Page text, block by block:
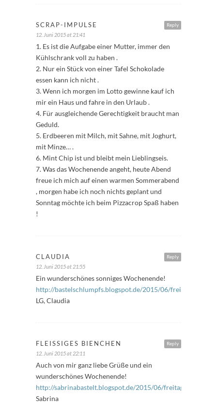
Reply
SCRAP-IMPULSE
12. Juni 2015 at 21:41
1. Es ist die Aufgabe einer Mutter, immer den
Kühlschrank voll zu haben .
2. Nur ein Stück von einer Tafel Schokolade
essen kann ich nicht .
3. Wenn ich morgen im Lotto gewinne kauf ich
mir ein Haus und fahre in den Urlaub .
4. Für ausgleichende Gerechtigkeit braucht man
Geduld.
5. Erdbeeren mit Milch, mit Sahne, mit Joghurt,
mit Minze… .
6. Mint Chip ist und bleibt mein Lieblingseis.
7. Was das Wochenende angeht, heute Abend
freue ich mich auf einen warmen Sommerabend
, morgen habe ich noch nichts geplant und
Sonntag möchte ich beim Pizzacrop Spaß haben
!
Reply
CLAUDIA
12. Juni 2015 at 21:55
Ein wunderschönes sonniges Wochenende!
http://bastelschlumpfs.blogspot.de/2015/06/
LG, Claudia
Reply
FLEISSIGES BIENCHEN
12. Juni 2015 at 22:11
Auch von mir ganz liebe Grüße und ein
wunderschönes Wochenende!
http://sabrinabastelt.blogspot.de/2015/06/
Sabrina